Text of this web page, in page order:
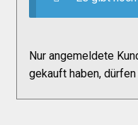
Datenschutzerklärung
Zahlungsarten
Nur angemeldete
gekauft haben,